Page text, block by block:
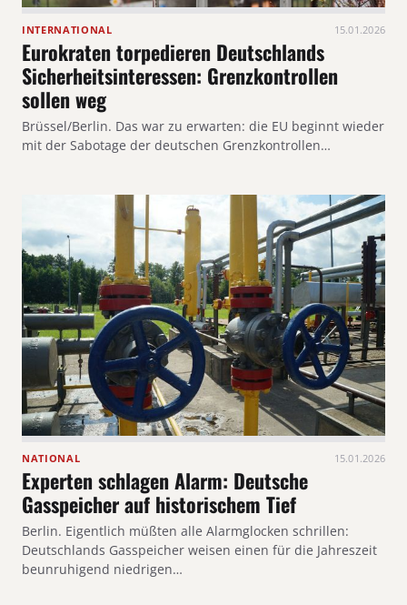
INTERNATIONAL 15.01.2026
Eurokraten torpedieren Deutschlands
Sicherheitsinteressen: Grenzkontrollen
sollen weg
Brüssel/Berlin. Das war zu erwarten: die EU beginnt wieder
mit der Sabotage der deutschen Grenzkontrollen…
NATIONAL 15.01.2026
Experten schlagen Alarm: Deutsche
Gasspeicher auf historischem Tief
Berlin. Eigentlich müßten alle Alarmglocken schrillen:
Deutschlands Gasspeicher weisen einen für die Jahreszeit
beunruhigend niedrigen…